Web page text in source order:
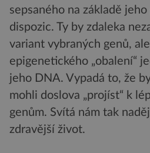
sepsaného na základě
dispozic. Ty by zdaleka
variant vybraných genů,
epigenetického „obalení“
jeho DNA. Vypadá to, že
mohli doslova „projíst“ k
genům. Svítá nám tak
zdravější život.